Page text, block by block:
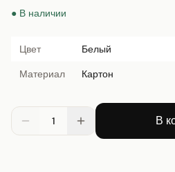
● В наличии
Цвет
Белый
Материал
Картон
1 В